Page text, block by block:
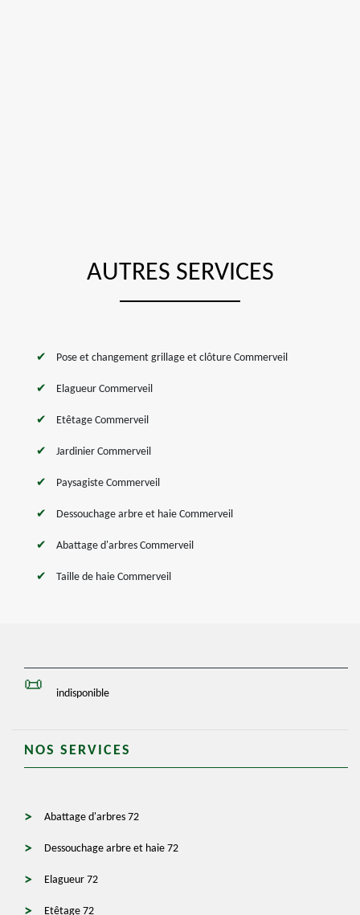
AUTRES SERVICES
Pose et changement grillage et clôture Commerveil
Elagueur Commerveil
Etêtage Commerveil
Jardinier Commerveil
Paysagiste Commerveil
Dessouchage arbre et haie Commerveil
Abattage d'arbres Commerveil
Taille de haie Commerveil
indisponible
NOS SERVICES
Abattage d'arbres 72
Dessouchage arbre et haie 72
Elagueur 72
Etêtage 72